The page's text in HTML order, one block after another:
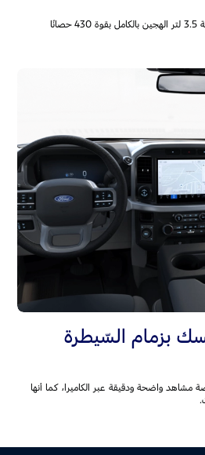
‎V6 سعة 3.5 لتر الهجين بالكامل بقوة 430 حصانًا
بزمام السّيطرة
شاشة اللّمس قياس 12 بوصة مشاهد واضحة ودقيقة عبر الكاميرا، كما أنها